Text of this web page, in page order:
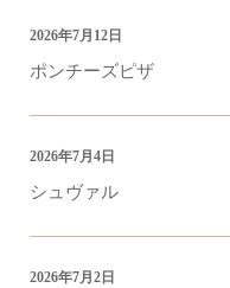
ポンチーズピザ
2026年7月12日
シュヴァル
2026年7月4日
2026年7月2日